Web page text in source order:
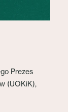
Prezes
(UOKiK),